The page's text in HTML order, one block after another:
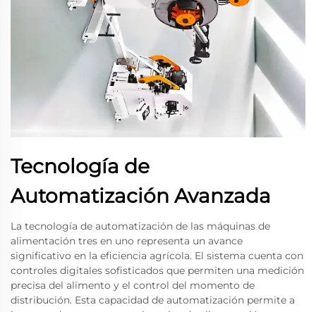
Tecnología de
Automatización Avanzada
La tecnología de automatización de las máquinas de
alimentación tres en uno representa un avance
significativo en la eficiencia agrícola. El sistema cuenta con
controles digitales sofisticados que permiten una medición
precisa del alimento y el control del momento de
distribución. Esta capacidad de automatización permite a